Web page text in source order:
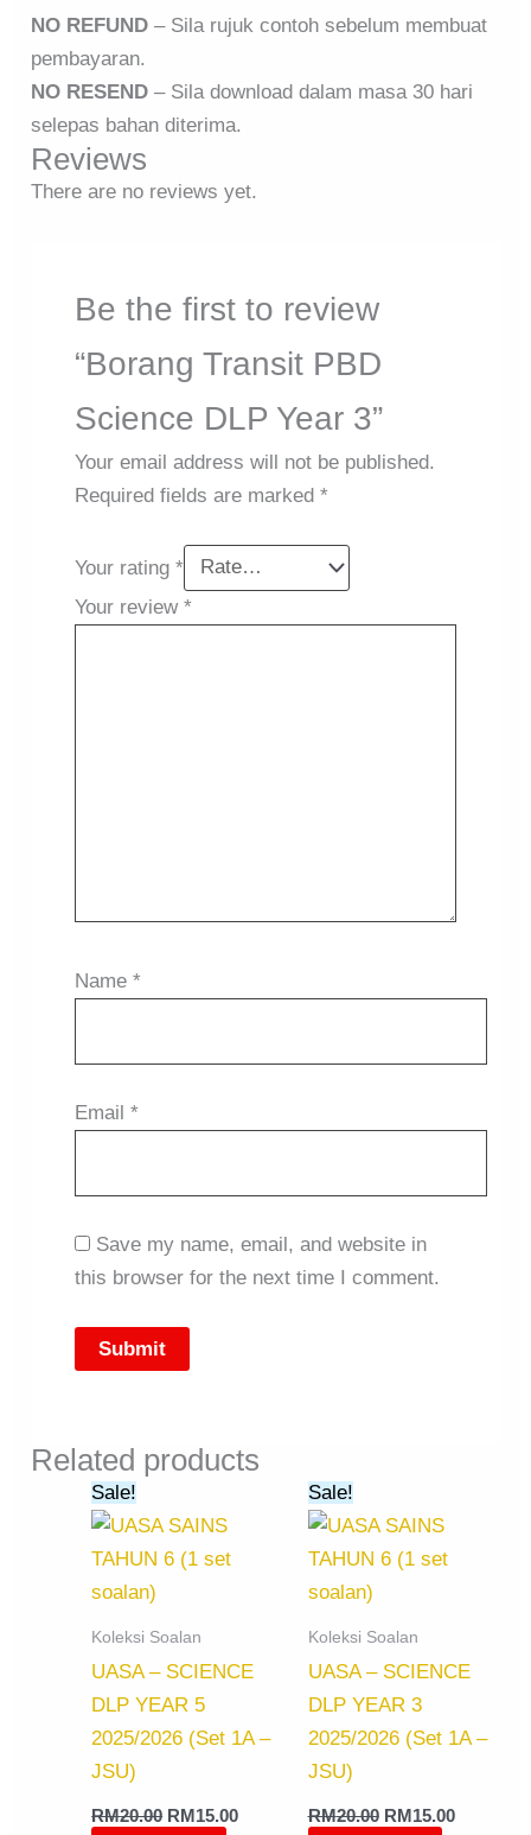
NO REFUND – Sila rujuk contoh sebelum membuat
pembayaran.
NO RESEND – Sila download dalam masa 30 hari
selepas bahan diterima.
Reviews
There are no reviews yet.
Be the first to review
“Borang Transit PBD
Science DLP Year 3”
Your email address will not be published.
Required fields are marked *
Your rating *
Your review *
Name *
Email *
Save my name, email, and website in
this browser for the next time I comment.
Related products
Sale!
Koleksi Soalan
UASA – SCIENCE
DLP YEAR 5
2025/2026 (Set 1A –
JSU)
RM20.00
was:
RM20.00.
RM15.00
RM15.00.
Sale!
Koleksi Soalan
UASA – SCIENCE
DLP YEAR 3
2025/2026 (Set 1A –
JSU)
RM20.00
was:
RM20.00.
RM15.00